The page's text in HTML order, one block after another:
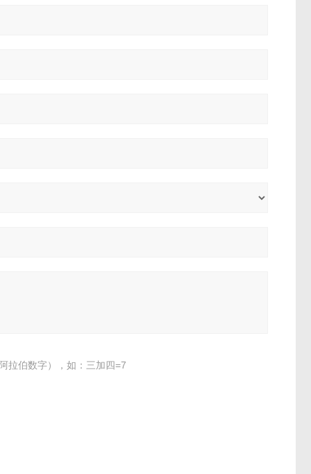
拉伯数字），如：三加四=7